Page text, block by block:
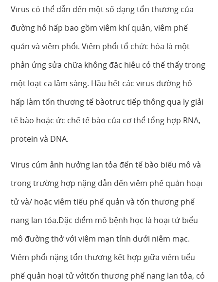
Virus có thể dẫn đến một số dạng tổn thương của
đường hô hấp bao gồm viêm khí quản, viêm phế
quản và viêm phổi. Viêm phổi tổ chức hóa là một
phản ứng sửa chữa không đặc hiệu có thể thấy trong
một loạt ca lâm sàng. Hầu hết các virus đường hô
hấp làm tổn thương tế bàotrực tiếp thông qua ly giải
tế bào hoặc ức chế tế bào của cơ thể tổng hợp RNA,
protein và DNA.
Virus cúm ảnh hưởng lan tỏa đến tế bào biểu mô và
trong trường hợp nặng dẫn đến viêm phế quản hoại
tử và/ hoặc viêm tiểu phế quản và tổn thương phế
nang lan tỏa.Đặc điểm mô bệnh học là hoại tử biểu
mô đường thở với viêm mạn tính dưới niêm mạc.
Viêm phổi nặng tổn thương kết hợp giữa viêm tiểu
phế quản hoại tử vớitổn thương phế nang lan tỏa, có